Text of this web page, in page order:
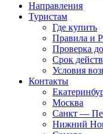
Направления
Туристам
Где купить
Правила и
Проверка
Срок
Условия
Контакты
Москва
Санкт —
Нижний